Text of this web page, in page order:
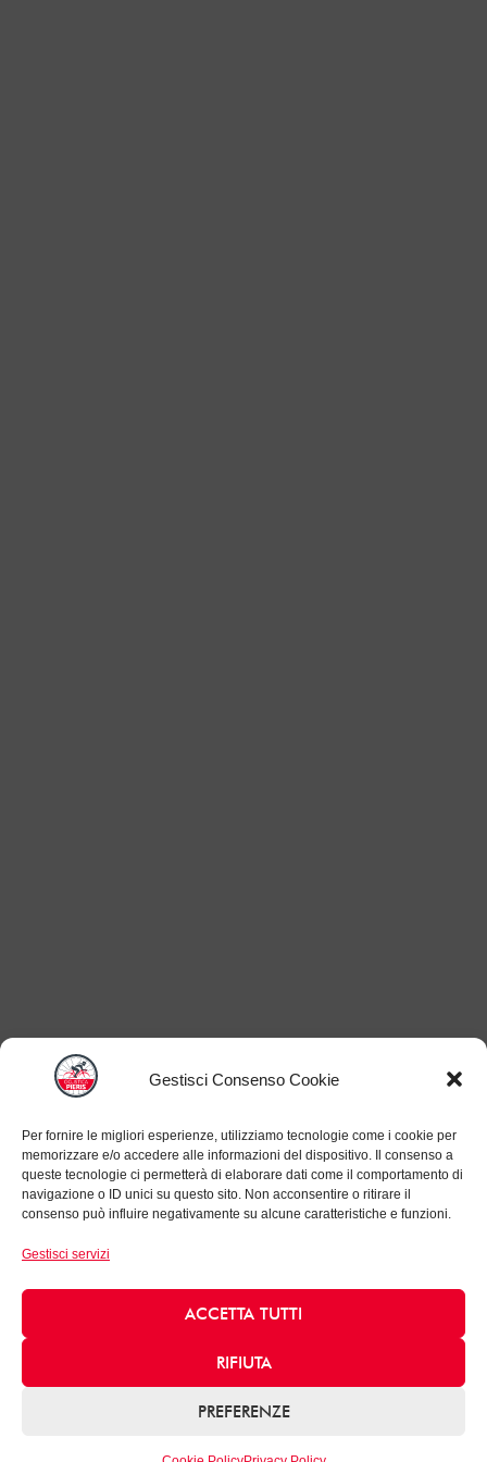
Gestisci Consenso Cookie
Per fornire le migliori esperienze, utilizziamo tecnologie come i cookie per
memorizzare e/o accedere alle informazioni del dispositivo. Il consenso a
queste tecnologie ci permetterà di elaborare dati come il comportamento di
navigazione o ID unici su questo sito. Non acconsentire o ritirare il
consenso può influire negativamente su alcune caratteristiche e funzioni.
Gestisci servizi
ACCETTA TUTTI
RIFIUTA
PREFERENZE